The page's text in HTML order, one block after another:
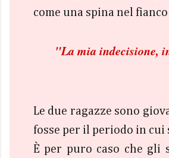
come una spina nel
"La mia indecisione,
Le due ragazze sono
fosse per il periodo in cui
È per puro caso che gli